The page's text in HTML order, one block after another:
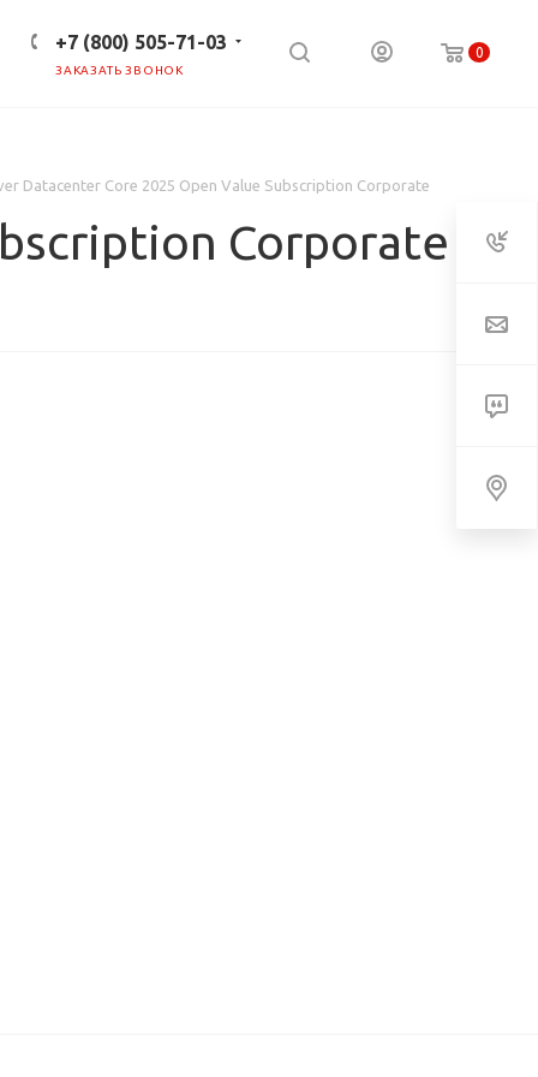
0
+7 (800) 505-71-03
ЗАКАЗАТЬ ЗВОНОК
Datacenter Core 2025 Open Value Subscription Corporate
Corporate